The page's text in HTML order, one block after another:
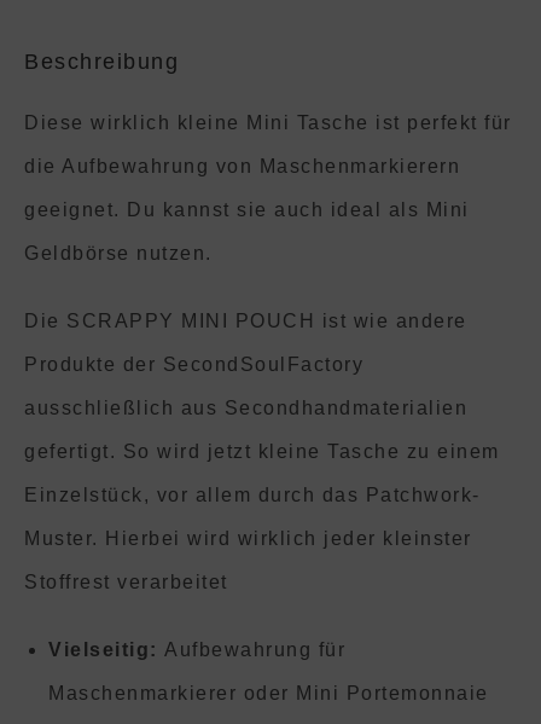
Beschreibung
Diese wirklich kleine Mini Tasche ist perfekt für
die Aufbewahrung von Maschenmarkierern
geeignet. Du kannst sie auch ideal als Mini
Geldbörse nutzen.
Die SCRAPPY MINI POUCH ist wie andere
Produkte der SecondSoulFactory
ausschließlich aus Secondhandmaterialien
gefertigt. So wird jetzt kleine Tasche zu einem
Einzelstück, vor allem durch das Patchwork-
Muster. Hierbei wird wirklich jeder kleinster
Stoffrest verarbeitet
Vielseitig: Aufbewahrung für
Maschenmarkierer oder Mini Portemonnaie